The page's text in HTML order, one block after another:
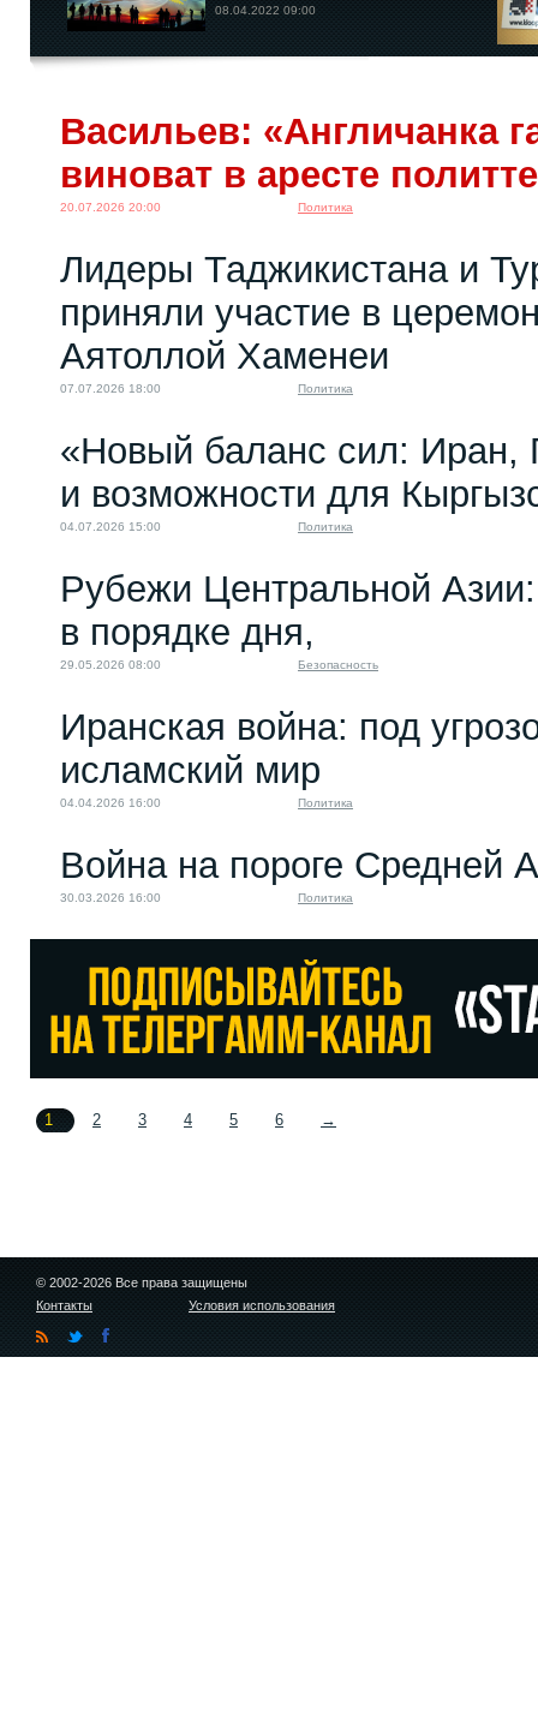
08.04.2022 09:00
Васильев: «Англичанка
виноват в аресте
20.07.2026 20:00 Политика
Лидеры Таджикистана и
приняли участие в
Аятоллой Хаменеи
07.07.2026 18:00 Политика
«Новый баланс сил: Иран,
и возможности для
04.07.2026 15:00 Политика
Рубежи Центральной
в порядке дня,
29.05.2026 08:00 Безопасность
Иранская война: под
исламский мир
04.04.2026 16:00 Политика
Война на пороге Средней
30.03.2026 16:00 Политика
1 2 3 4 5 6 →
© 2002-2026 Все права защищены
Контакты
Условия использования